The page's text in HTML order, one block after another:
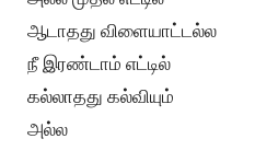
ஆடாதது விளையாட்டல்ல
நீ இரண்டாம் எட்டில்
கல்லாதது கல்வியும்
அல்ல